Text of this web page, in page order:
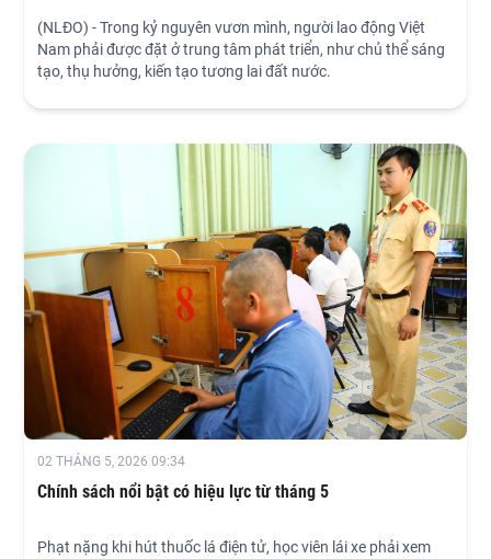
(NLĐO) - Trong kỷ nguyên vươn mình, người lao động Việt
Nam phải được đặt ở trung tâm phát triển, như chủ thể sáng
tạo, thụ hưởng, kiến tạo tương lai đất nước.
02 THÁNG 5, 2026 09:34
Chính sách nổi bật có hiệu lực từ tháng 5
Phạt nặng khi hút thuốc lá điện tử, học viên lái xe phải xem